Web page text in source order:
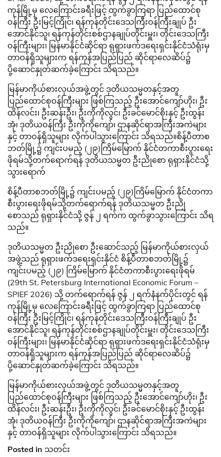
ကုန်မြို့မှ လေကြောင်းခရီးဖြင့် ထွက်ခွာကြရာ ပြည်ထောင်စု
ဝန်ကြီး ဦးမြင့်ကြိုင်၊ ရန်ကုန်တိုင်းဒေသကြီးဝန်ကြီးချုပ် ဦး
အောင်နိုင်သူ၊ ရန်ကုန်တိုင်းစစ်ဌာနချုပ်တိုင်းမှူး၊ တိုင်းဒေသကြီး
ဝန်ကြီးများ၊ မြန်မာနိုင်ငံဆိုင်ရာ ရုရှားဖက်ဒရေးရှင်းနိုင်ငံသံရုံးမှ
တာဝန်ရှိသူများက ရန်ကုန်အပြည်ပြည် ဆိုင်ရာလေဆိပ်၌
ပို့ဆောင်နှုတ်ဆက်ခဲ့​ကြောင်း သိရသည်။
မြန်မာကိုယ်စားလှယ်အဖွဲ့တွင် ဒုတိယသမ္မတနှင့်အတူ
ပြည်ထောင်စုဝန်ကြီးများ ဖြစ်ကြသည့် ဦးအောင်ကျော်ဟိုး၊ ဦး
ထိန်လင်း၊ ဦးဆန်းဦး၊ ဦးကိုကိုလွင်၊ ဦးခင်မောင်စိုးနှင့် ဦးထွန်း
အုံ၊ ဒုတိယဝန်ကြီး ဦးကိုကိုကျော်၊ ဌာနဆိုင်ရာအကြီးအကဲများ
နှင့် တာဝန်ရှိသူများ လိုက်ပါသွား​ကြောင်း သိရသည်။စိန့်ပီတာစ
ဘတ်မြို့၌ ကျင်းပမည့် (၂၉)ကြိမ်မြောက် နိုင်ငံတကာစီးပွားရေး
ဖိုရမ်သို့တက်ရောက်ရန် ဒုတိယသမ္မတ ဦးညိုစော ရုရှားနိုင်ငံသို့
သွား​ရောက်
စိန့်ပီတာစဘတ်မြို့၌ ကျင်းပမည့် (၂၉)ကြိမ်မြောက် နိုင်ငံတကာ
စီးပွားရေးဖိုရမ်သို့တက်ရောက်ရန် ဒုတိယသမ္မတ ဦးညို
စောသည် ရုရှားနိုင်ငံသို့ ဇွန် ၂ ရက်က ထွက်ခွာသွား​ကြောင်း သိရ
သည်။
ဒုတိယသမ္မတ ဦးညိုစော ဦးဆောင်သည့် မြန်မာကိုယ်စားလှယ်
အဖွဲ့သည် ရုရှားဖက်ဒရေးရှင်းနိုင်ငံ စိန့်ပီတာစဘတ်မြို့၌
ကျင်းပမည့် (၂၉) ကြိမ်မြောက် နိုင်ငံတကာစီးပွားရေးဖိုရမ်
(29th St. Petersburg International Economic Forum –
SPIEF 2026) သို့ တက်ရောက်ရန် ဇွန် ၂ ရက်နံနက်ပိုင်းတွင် ရန်
ကုန်မြို့မှ လေကြောင်းခရီးဖြင့် ထွက်ခွာကြရာ ပြည်ထောင်စု
ဝန်ကြီး ဦးမြင့်ကြိုင်၊ ရန်ကုန်တိုင်းဒေသကြီးဝန်ကြီးချုပ် ဦး
အောင်နိုင်သူ၊ ရန်ကုန်တိုင်းစစ်ဌာနချုပ်တိုင်းမှူး၊ တိုင်းဒေသကြီး
ဝန်ကြီးများ၊ မြန်မာနိုင်ငံဆိုင်ရာ ရုရှားဖက်ဒရေးရှင်းနိုင်ငံသံရုံးမှ
တာဝန်ရှိသူများက ရန်ကုန်အပြည်ပြည် ဆိုင်ရာလေဆိပ်၌
ပို့ဆောင်နှုတ်ဆက်ခဲ့​ကြောင်း သိရသည်။
မြန်မာကိုယ်စားလှယ်အဖွဲ့တွင် ဒုတိယသမ္မတနှင့်အတူ
ပြည်ထောင်စုဝန်ကြီးများ ဖြစ်ကြသည့် ဦးအောင်ကျော်ဟိုး၊ ဦး
ထိန်လင်း၊ ဦးဆန်းဦး၊ ဦးကိုကိုလွင်၊ ဦးခင်မောင်စိုးနှင့် ဦးထွန်း
အုံ၊ ဒုတိယဝန်ကြီး ဦးကိုကိုကျော်၊ ဌာနဆိုင်ရာအကြီးအကဲများ
နှင့် တာဝန်ရှိသူများ လိုက်ပါသွား​ကြောင်း သိရသည်။
Posted in သတင်း